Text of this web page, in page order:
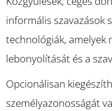
informális szavazások
technológiák, amelyek
lebonyolítását és a
Opcionálisan
személyazonosságát